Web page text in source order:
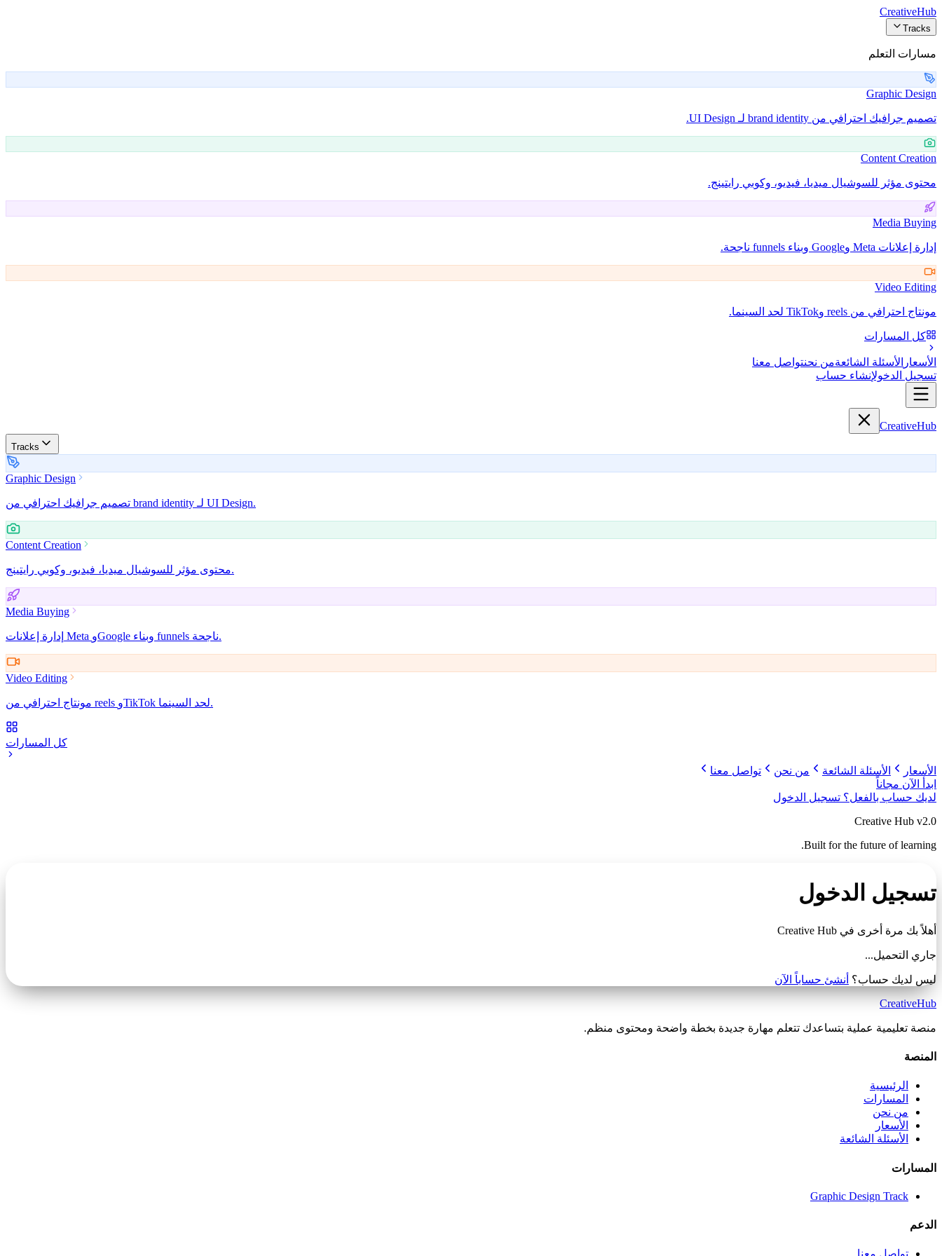
CreativeHub
Tracks
مسارات التعلم
Graphic Design
تصميم جرافيك احترافي من brand identity لـ UI Design.
Content Creation
محتوى مؤثر للسوشيال ميديا، فيديو، وكوبي رايتينج.
Media Buying
إدارة إعلانات Meta وGoogle وبناء funnels ناجحة.
Video Editing
مونتاج احترافي من reels وTikTok لحد السينما.
كل المسارات
الأسعار الأسئلة الشائعةمن نحنتواصل معنا
تسجيل الدخولإنشاء حساب
CreativeHub
Tracks
Graphic Design
تصميم جرافيك احترافي من brand identity لـ UI Design.
Content Creation
محتوى مؤثر للسوشيال ميديا، فيديو، وكوبي رايتينج.
Media Buying
إدارة إعلانات Meta وGoogle وبناء funnels ناجحة.
Video Editing
مونتاج احترافي من reels وTikTok لحد السينما.
كل المسارات
الأسعار الأسئلة الشائعة من نحن
تواصل معنا
ابدأ الآن مجاناً
لديك حساب بالفعل؟ تسجيل الدخول
Creative Hub v2.0
Built for the future of learning.
تسجيل الدخول
أهلاً بك مرة أخرى في Creative Hub
جاري التحميل...
ليس لديك حساب؟ أنشئ حساباً الآن
CreativeHub
منصة تعليمية عملية بتساعدك تتعلم مهارة جديدة بخطة واضحة ومحتوى منظم.
المنصة
الرئيسية
المسارات
من نحن
الأسعار
الأسئلة الشائعة
المسارات
Graphic Design Track
الدعم